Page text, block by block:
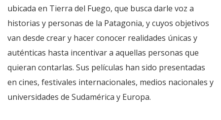
ubicada en Tierra del Fuego, que busca darle voz a
historias y personas de la Patagonia, y cuyos objetivos
van desde crear y hacer conocer realidades únicas y
auténticas hasta incentivar a aquellas personas que
quieran contarlas. Sus películas han sido presentadas
en cines, festivales internacionales, medios nacionales y
universidades de Sudamérica y Europa.